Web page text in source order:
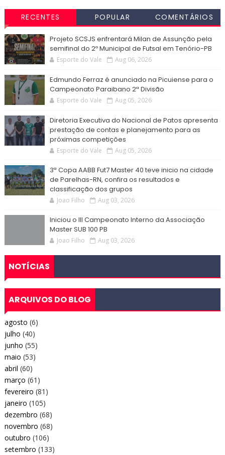
RECENTES POPULAR COMENTÁRIOS
Projeto SCSJS enfrentará Milan de Assunção pela
semifinal do 2º Municipal de Futsal em Tenório-PB
Esporte do Vale Aug 06, 2026
Edmundo Ferraz é anunciado na Picuiense para o
Campeonato Paraibano 2ª Divisão
Esporte do Vale Aug 05, 2026
Diretoria Executiva do Nacional de Patos apresenta
prestação de contas e planejamento para as
próximas competições
Esporte do Vale Aug 05, 2026
3ª Copa AABB Fut7 Master 40 teve inicio na cidade
de Parelhas-RN, confira os resultados e
classificação dos grupos
Joao Filho Aug 03, 2026
Iniciou o III Campeonato Interno da Associação
Master SUB 100 PB
Joao Filho Aug 03, 2026
NOTÍCIAS
ARQUIVOS DO BLOG
agosto (6)
julho (40)
junho (55)
maio (53)
abril (60)
março (61)
fevereiro (81)
janeiro (105)
dezembro (68)
novembro (68)
outubro (106)
setembro (133)